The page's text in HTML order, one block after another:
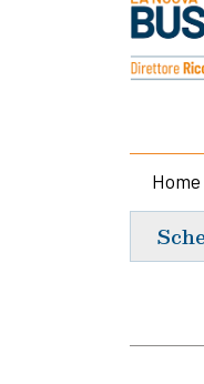
Home